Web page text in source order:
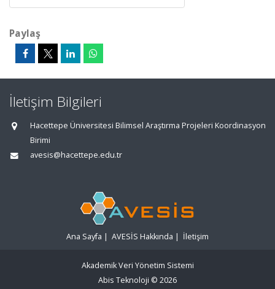
Paylaş
İletişim Bilgileri
Hacettepe Üniversitesi Bilimsel Araştırma Projeleri Koordinasyon
Birimi
avesis@hacettepe.edu.tr
Ana Sayfa | AVESİS Hakkında | İletişim
Akademik Veri Yönetim Sistemi
Abis Teknoloji © 2026